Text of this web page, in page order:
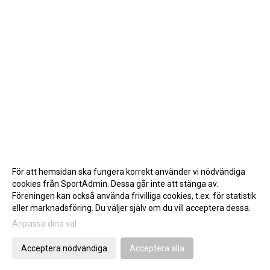
Gå till Webbversion
För att hemsidan ska fungera korrekt använder vi nödvändiga
cookies från SportAdmin. Dessa går inte att stänga av.
Föreningen kan också använda frivilliga cookies, t.ex. för statistik
eller marknadsföring. Du väljer själv om du vill acceptera dessa.
Anpassa dina val
Acceptera nödvändiga Acceptera alla